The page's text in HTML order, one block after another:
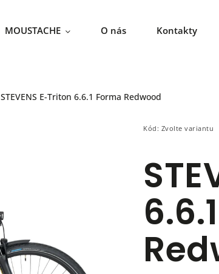
MOUSTACHE O nás Kontakty
STEVENS E-Triton 6.6.1 Forma Redwood
Kód: Zvolte variantu